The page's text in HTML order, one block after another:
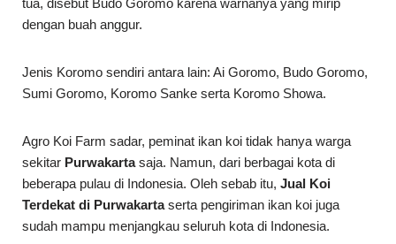
tua, disebut Budo Goromo karena warnanya yang mirip
dengan buah anggur.
Jenis Koromo sendiri antara lain: Ai Goromo, Budo Goromo,
Sumi Goromo, Koromo Sanke serta Koromo Showa.
Agro Koi Farm sadar, peminat ikan koi tidak hanya warga
sekitar Purwakartasaja. Namun, dari berbagai kota di
beberapa pulau di Indonesia. Oleh sebab itu, Jual Koi
Terdekat di Purwakartaserta pengiriman ikan koi juga
sudah mampu menjangkau seluruh kota di Indonesia.